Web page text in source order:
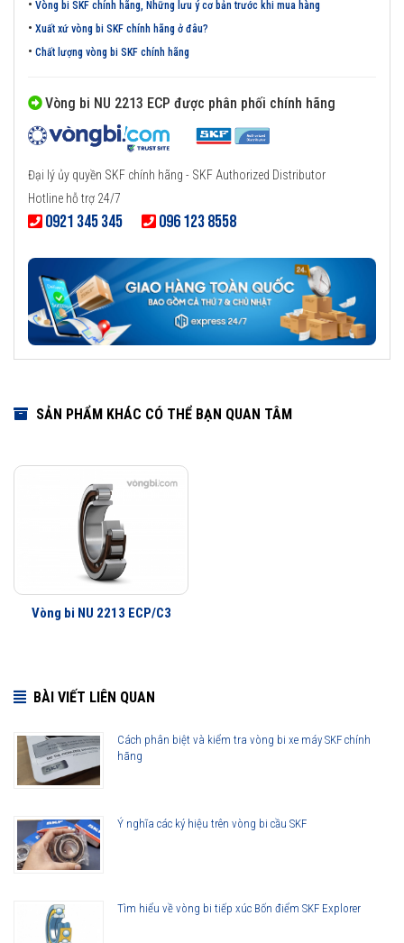
• Vòng bi SKF chính hãng, Những lưu ý cơ bản trước khi mua hàng
• Xuất xứ vòng bi SKF chính hãng ở đâu?
• Chất lượng vòng bi SKF chính hãng
Vòng bi NU 2213 ECP được phân phối chính hãng
Đại lý ủy quyền SKF chính hãng - SKF Authorized Distributor
Hotline hỗ trợ 24/7
0921 345 345 096 123 8558
SẢN PHẨM KHÁC CÓ THỂ BẠN QUAN TÂM
Vòng bi NU 2213 ECP/C3
BÀI VIẾT LIÊN QUAN
Cách phân biệt và kiểm tra vòng bi xe máy SKF chính
hãng
Ý nghĩa các ký hiệu trên vòng bi cầu SKF
Tìm hiểu về vòng bi tiếp xúc Bốn điểm SKF Explorer